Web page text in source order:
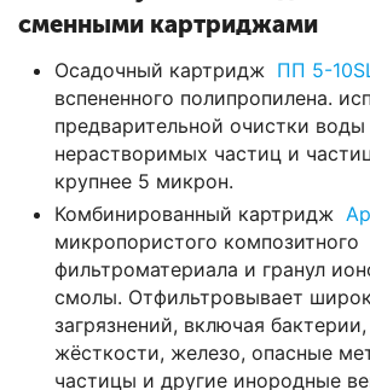
сменными картриджами
Осадочный картридж ПП 5-
вспененного полипропилена.
предварительной очистки воды
нерастворимых частиц и
крупнее 5 микрон.
Комбинированный картридж
микропористого композитного
фильтроматериала и гранул
смолы. Отфильтровывает
загрязнений, включая
жёсткости, железо, опасные
частицы и другие инородные